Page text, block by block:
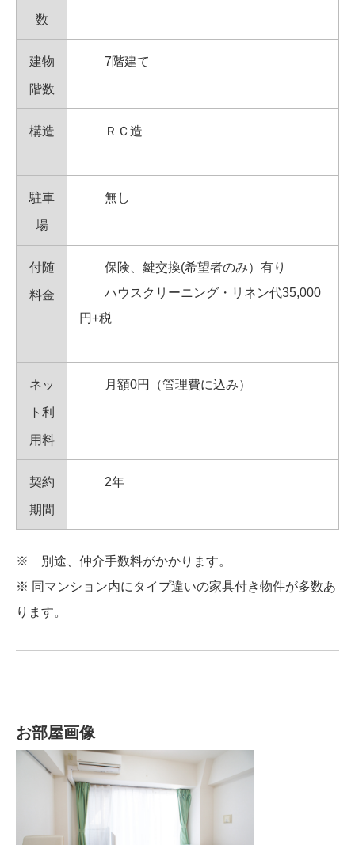
数
建物
階数
7階建て
構造 ＲＣ造
駐車
場
無し
付随
料金
保険、鍵交換(希望者のみ）有り
ハウスクリーニング・リネン代35,000
円+税
ネッ
ト利
用料
月額0円（管理費に込み）
契約
期間
2年
※ 別途、仲介手数料がかかります。
※ 同マンション内にタイプ違いの家具付き物件が多数あ
ります。
お部屋画像